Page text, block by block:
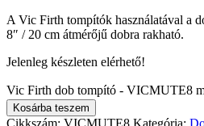
A Vic Firth tompítók használatával a
8″ / 20 cm átmérőjű dobra rakható.
Jelenleg készleten elérhető!
Vic Firth dob tompító - VICMUTE8
Kosárba teszem
Cikkszám: VICMUTE8 Kategória: